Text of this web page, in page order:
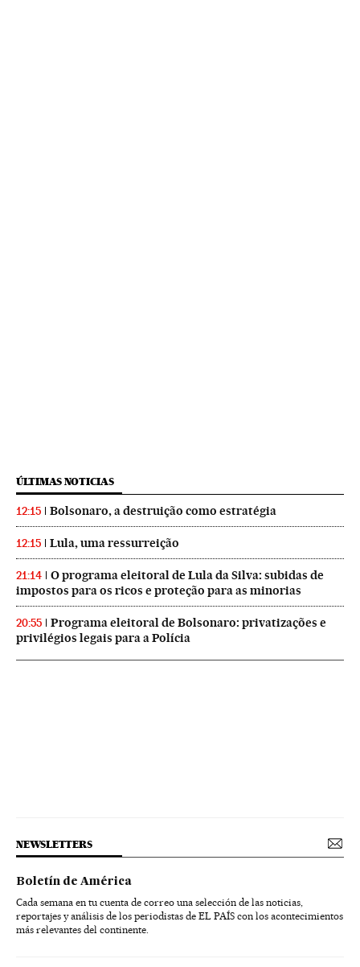
ÚLTIMAS NOTICIAS
12:15 Bolsonaro, a destruição como estratégia
12:15 Lula, uma ressurreição
21:14
O programa eleitoral de Lula da Silva: subidas de
impostos para os ricos e proteção para as minorias
20:55
Programa eleitoral de Bolsonaro: privatizações e
privilégios legais para a Polícia
NEWSLETTERS
Boletín de América
Cada semana en tu cuenta de correo una selección de las noticias,
reportajes y análisis de los periodistas de EL PAÍS con los acontecimientos
más relevantes del continente.